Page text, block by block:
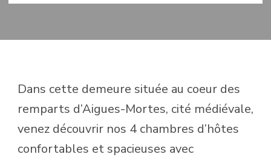
Dans cette demeure située au coeur des
remparts d’Aigues-Mortes, cité médiévale,
venez découvrir nos 4 chambres d’hôtes
confortables et spacieuses avec